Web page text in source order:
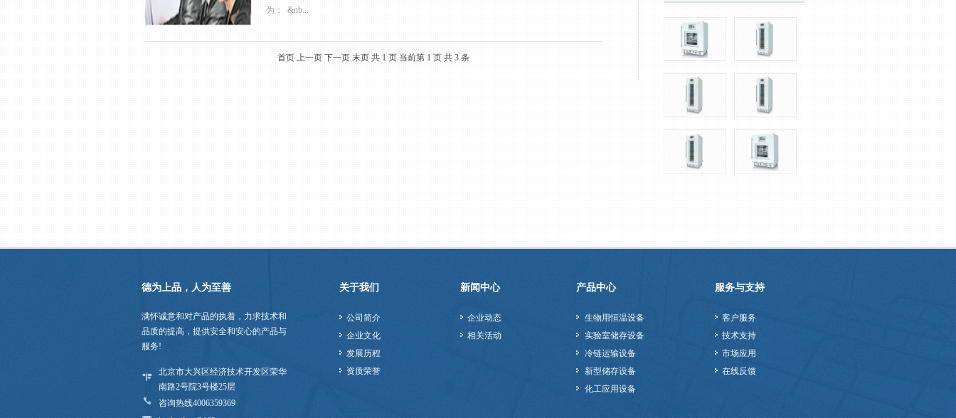
为： &nb...
首页 上一页 下一页 末页 共 1 页 当前第 1 页 共 3 条
德为上品，人为至善
满怀诚意和对产品的执着，力求技术和
品质的提高，提供安全和安心的产品与
服务!
北京市大兴区经济技术开发区荣华
南路2号院3号楼25层
咨询热线4006359369
关于我们
公司简介
企业文化
发展历程
资质荣誉
新闻中心
企业动态
相关活动
产品中心
生物用恒温设备
实验室储存设备
冷链运输设备
新型储存设备
化工应用设备
服务与支持
客户服务
技术支持
市场应用
在线反馈